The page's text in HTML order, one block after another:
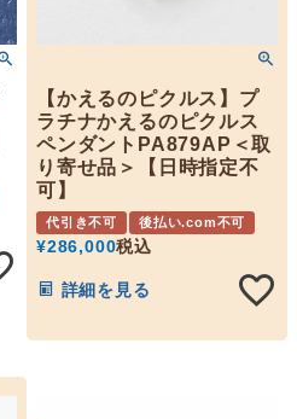
【かえるのピクルス】プ
ラチナかえるのピクルス
ペンダントPA879AP＜取
り寄せ品＞【日時指定不
可】
代引き不可 後払い.com不可
¥286,000税込
詳細を見る